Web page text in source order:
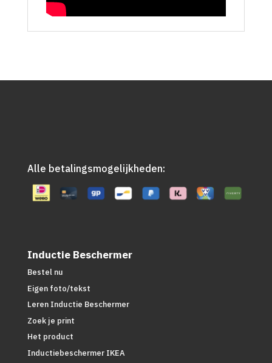
Alle betalingsmogelijkheden:
Inductie Beschermer
Bestel nu
Eigen foto/tekst
Leren Inductie Beschermer
Zoek je print
Het product
Inductiebeschermer IKEA